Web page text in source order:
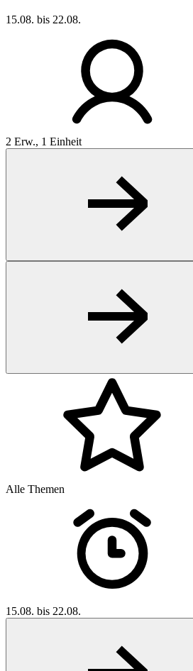
15.08. bis 22.08.
2 Erw., 1 Einheit
Alle Themen
15.08. bis 22.08.